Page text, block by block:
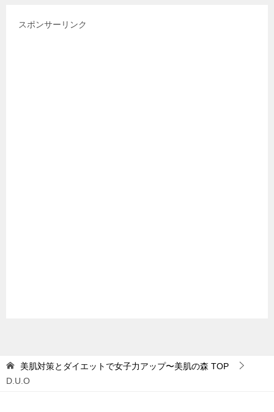
スポンサーリンク
美肌対策とダイエットで女子力アップ〜美肌の森 TOP
D.U.O